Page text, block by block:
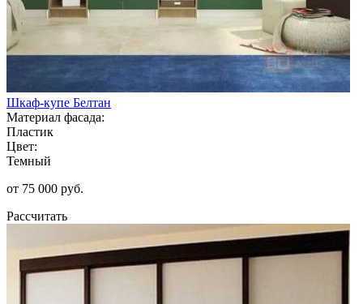
Шкаф-купе Белтан
Материал фасада:
Пластик
Цвет:
Темный
от 75 000 руб.
Рассчитать